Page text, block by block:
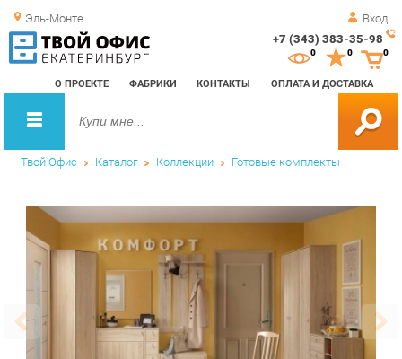
Эль-Монте Вход
+7 (343) 383-35-98
О ПРОЕКТЕ ФАБРИКИ КОНТАКТЫ ОПЛАТА И ДОСТАВКА
0 0
Твой Офис Каталог Коллекции Готовые комплекты